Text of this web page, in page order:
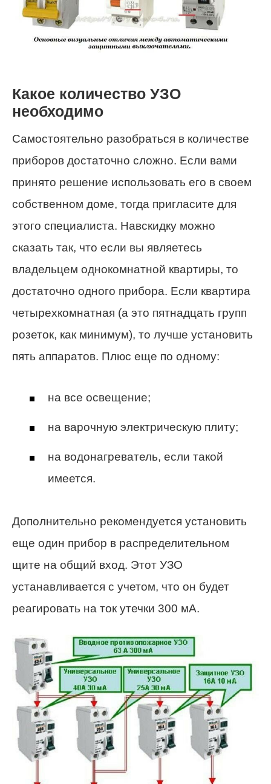
Какое количество УЗО
необходимо
Самостоятельно разобраться в количестве
приборов достаточно сложно. Если вами
принято решение использовать его в своем
собственном доме, тогда пригласите для
этого специалиста. Навскидку можно
сказать так, что если вы являетесь
владельцем однокомнатной квартиры, то
достаточно одного прибора. Если квартира
четырехкомнатная (а это пятнадцать групп
розеток, как минимум), то лучше установить
пять аппаратов. Плюс еще по одному:
на все освещение;
на варочную электрическую плиту;
на водонагреватель, если такой
имеется.
Дополнительно рекомендуется установить
еще один прибор в распределительном
щите на общий вход. Этот УЗО
устанавливается с учетом, что он будет
реагировать на ток утечки 300 мА.